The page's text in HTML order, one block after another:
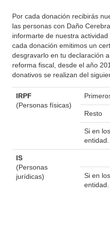
Por cada donación recibirás
las personas con Daño
informarte de nuestra
cada donación emitimos un
desgravarlo en tu declaración
reforma fiscal, desde el año
donativos se realizan del
IRPF
(Personas físicas)
Resto
Si en
entidad.
IS
(Personas
jurídicas)
Si en
entidad.